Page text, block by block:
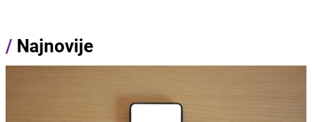
/ Najnovije